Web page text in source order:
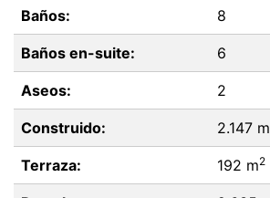
Baños: 8
Baños en-suite: 6
Aseos: 2
Construido: 2.147 m
Terraza: 192 m2